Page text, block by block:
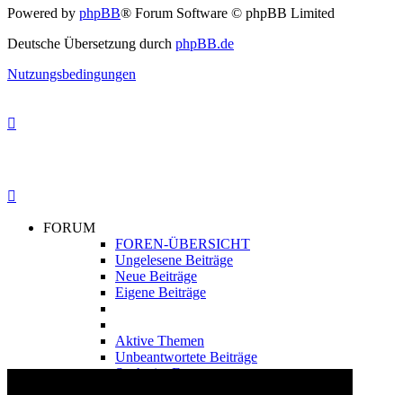
Powered by phpBB® Forum Software © phpBB Limited
Deutsche Übersetzung durch phpBB.de
Nutzungsbedingungen
FORUM
FOREN-ÜBERSICHT
Ungelesene Beiträge
Neue Beiträge
Eigene Beiträge
Aktive Themen
Unbeantwortete Beiträge
Suche im Forum